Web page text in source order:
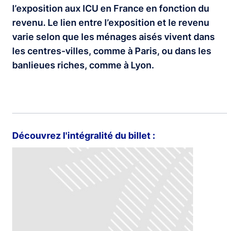
l’exposition aux ICU en France en fonction du
revenu. Le lien entre l’exposition et le revenu
varie selon que les ménages aisés vivent dans
les centres-villes, comme à Paris, ou dans les
banlieues riches, comme à Lyon.
Découvrez l'intégralité du billet :